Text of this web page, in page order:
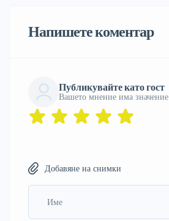
Напишете коментар
Публикувайте като гост
Вашето мнение има значение
Добавяне на снимки